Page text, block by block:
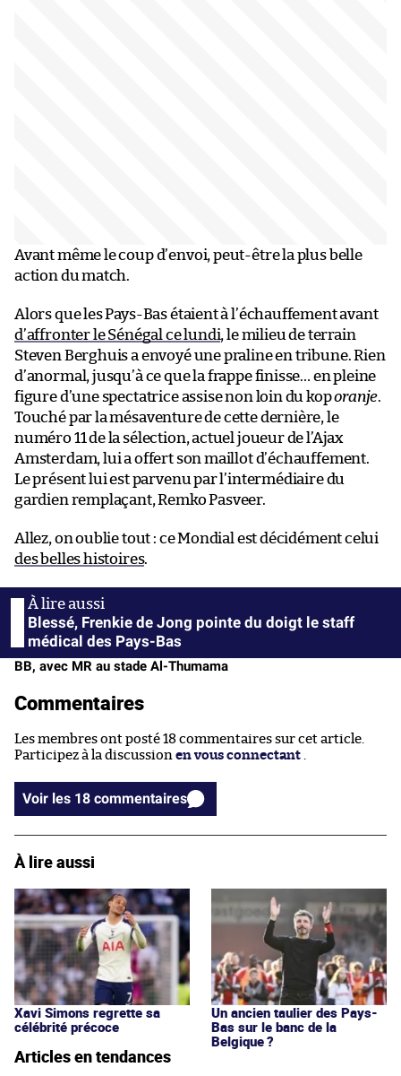
Avant même le coup d’envoi, peut-être la plus belle
action du match.
Alors que les Pays-Bas étaient à l’échauffement avant
d’affronter le Sénégal ce lundi, le milieu de terrain
Steven Berghuis a envoyé une praline en tribune. Rien
d’anormal, jusqu’à ce que la frappe finisse… en pleine
figure d’une spectatrice assise non loin du koporanje.
Touché par la mésaventure de cette dernière, le
numéro 11 de la sélection, actuel joueur de l’Ajax
Amsterdam, lui a offert son maillot d’échauffement.
Le présent lui est parvenu par l’intermédiaire du
gardien remplaçant, Remko Pasveer.
Allez, on oublie tout : ce Mondial est décidément celui
des belles histoires.
Blessé, Frenkie de Jong pointe du doigt le staff
médical des Pays-Bas
BB, avec MR au stade Al-Thumama
Commentaires
Les membres ont posté 18 commentaires sur cet article.
Participez à la discussion en vous connectant
Voir les 18 commentaires
À lire aussi
Xavi Simons regrette sa
célébrité précoce
Un ancien taulier des Pays-
Bas sur le banc de la
Belgique ?
Articles en tendances